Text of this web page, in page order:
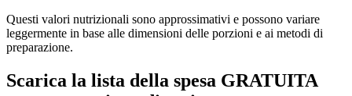
Questi valori nutrizionali sono approssimativi e possono variare
leggermente in base alle dimensioni delle porzioni e ai metodi di
preparazione.
Scarica la lista della spesa GRATUITA